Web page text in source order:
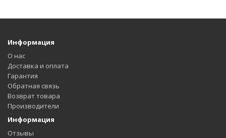
Информация
О нас
Доставка и оплата
Гарантия
Обратная связь
Возврат товара
Производители
Информация
Отзывы